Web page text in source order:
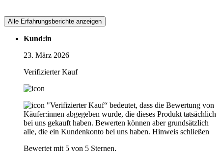
Alle Erfahrungsberichte anzeigen
Kund:in
23. März 2026
Verifizierter Kauf
"Verifizierter Kauf“ bedeutet, dass die Bewertung von
Käufer:innen abgegeben wurde, die dieses Produkt tatsächlich
bei uns gekauft haben. Bewerten können aber grundsätzlich
alle, die ein Kundenkonto bei uns haben. Hinweis schließen
Bewertet mit 5 von 5 Sternen.